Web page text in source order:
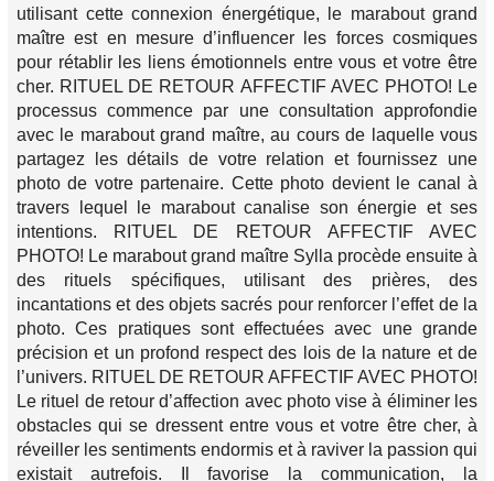
utilisant cette connexion énergétique, le marabout grand
maître est en mesure d’influencer les forces cosmiques
pour rétablir les liens émotionnels entre vous et votre être
cher. RITUEL DE RETOUR AFFECTIF AVEC PHOTO! Le
processus commence par une consultation approfondie
avec le marabout grand maître, au cours de laquelle vous
partagez les détails de votre relation et fournissez une
photo de votre partenaire. Cette photo devient le canal à
travers lequel le marabout canalise son énergie et ses
intentions. RITUEL DE RETOUR AFFECTIF AVEC
PHOTO! Le marabout grand maître Sylla procède ensuite à
des rituels spécifiques, utilisant des prières, des
incantations et des objets sacrés pour renforcer l’effet de la
photo. Ces pratiques sont effectuées avec une grande
précision et un profond respect des lois de la nature et de
l’univers. RITUEL DE RETOUR AFFECTIF AVEC PHOTO!
Le rituel de retour d’affection avec photo vise à éliminer les
obstacles qui se dressent entre vous et votre être cher, à
réveiller les sentiments endormis et à raviver la passion qui
existait autrefois. Il favorise la communication, la